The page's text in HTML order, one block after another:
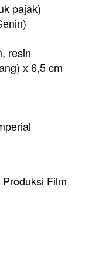
pajak)
resin
x 6,5 cm
Film